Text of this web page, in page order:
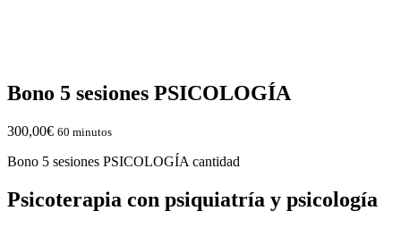
Bono 5 sesiones PSICOLOGÍA
300,00€ 60 minutos
Bono 5 sesiones PSICOLOGÍA cantidad
Psicoterapia con psiquiatría y psicología